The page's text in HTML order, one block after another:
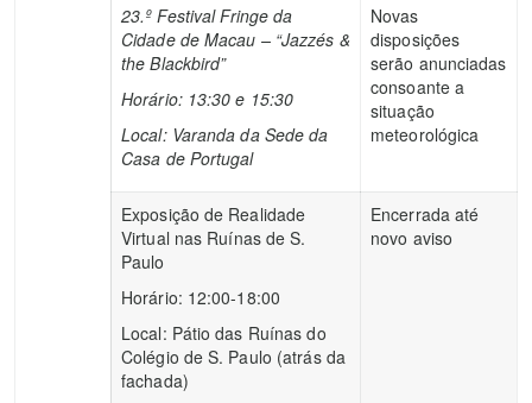
23.º Festival Fringe da
Cidade de Macau – “Jazzés &
the Blackbird”
Horário: 13:30 e 15:30
Local: Varanda da Sede da
Casa de Portugal
Novas
disposições
serão anunciadas
consoante a
situação
meteorológica
Exposição de Realidade
Virtual nas Ruínas de S.
Paulo
Horário: 12:00-18:00
Local: Pátio das Ruínas do
Colégio de S. Paulo (atrás da
fachada)
Encerrada até
novo aviso